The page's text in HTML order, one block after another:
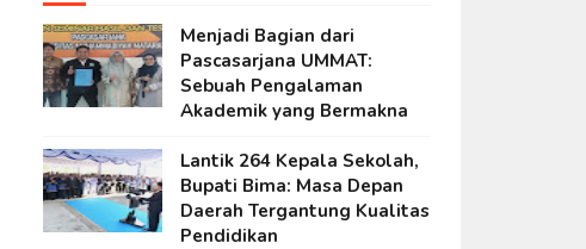
Menjadi Bagian dari
Pascasarjana UMMAT:
Sebuah Pengalaman
Akademik yang Bermakna
Lantik 264 Kepala Sekolah,
Bupati Bima: Masa Depan
Daerah Tergantung Kualitas
Pendidikan